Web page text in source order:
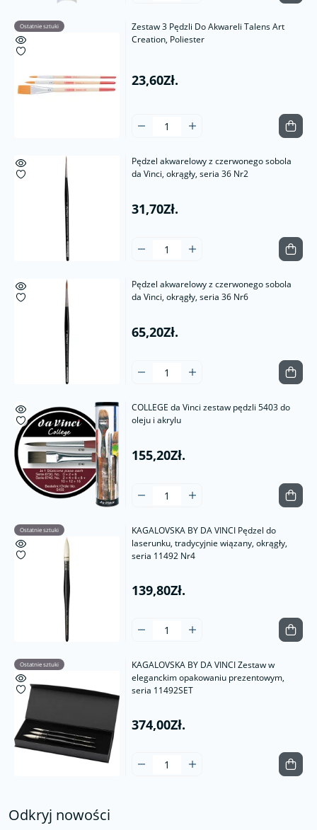
Ostatnie sztuki
Zestaw 3 Pędzli Do Akwareli Talens Art
Creation, Poliester
23,60Zł.
Pędzel akwarelowy z czerwonego sobola
da Vinci, okrągły, seria 36 Nr2
31,70Zł.
Pędzel akwarelowy z czerwonego sobola
da Vinci, okrągły, seria 36 Nr6
65,20Zł.
COLLEGE da Vinci zestaw pędzli 5403 do
oleju i akrylu
155,20Zł.
Ostatnie sztuki
KAGALOVSKA BY DA VINCI Pędzel do
laserunku, tradycyjnie wiązany, okrągły,
seria 11492 Nr4
139,80Zł.
Ostatnie sztuki
KAGALOVSKA BY DA VINCI Zestaw w
eleganckim opakowaniu prezentowym,
seria 11492SET
374,00Zł.
Odkryj nowości